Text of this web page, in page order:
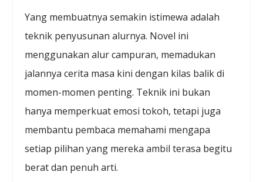
Yang membuatnya semakin istimewa adalah
teknik penyusunan alurnya. Novel ini
menggunakan alur campuran, memadukan
jalannya cerita masa kini dengan kilas balik di
momen-momen penting. Teknik ini bukan
hanya memperkuat emosi tokoh, tetapi juga
membantu pembaca memahami mengapa
setiap pilihan yang mereka ambil terasa begitu
berat dan penuh arti.